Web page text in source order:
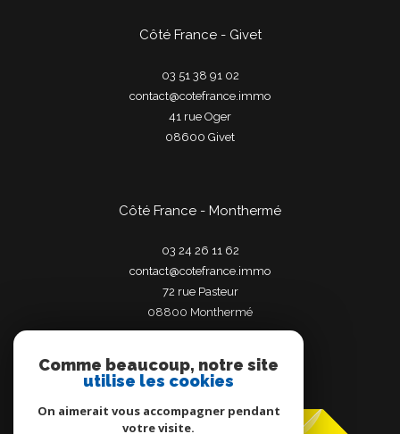
Côté France - Givet
03 51 38 91 02
contact@cotefrance.immo
41 rue Oger
08600
givet
Côté France - Monthermé
03 24 26 11 62
contact@cotefrance.immo
72 rue Pasteur
08800
monthermé
Adhérents
Comme beaucoup, notre site
utilise les cookies
On aimerait vous accompagner pendant
votre visite.